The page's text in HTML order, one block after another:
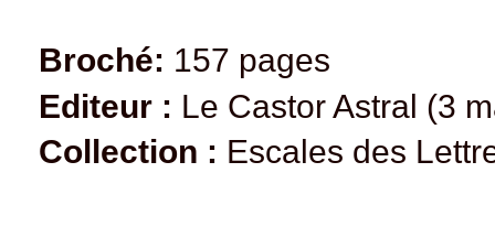
Broché: 157 pages
Editeur : Le Castor Astral (3
Collection : Escales des